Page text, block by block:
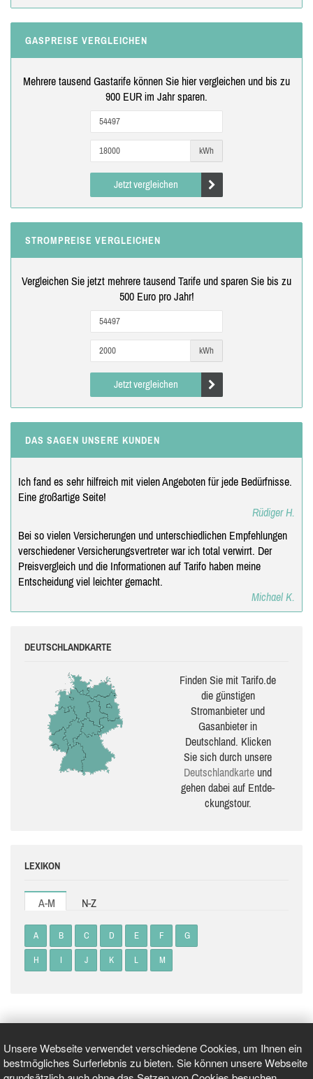
Unsere Webseite verwendet verschiedene Cookies, um Ihnen ein
bestmögliches Surferlebnis zu bieten. Sie können unsere Webseite
GASPREISE VERGLEICHEN
Mehrere tausend Gastarife können Sie hier vergleichen und bis zu
900 EUR im Jahr sparen.
kWh
Jetzt vergleichen
STROMPREISE VERGLEICHEN
Vergleichen Sie jetzt mehrere tausend Tarife und sparen Sie bis zu
500 Euro pro Jahr!
kWh
Jetzt vergleichen
DAS SAGEN UNSERE KUNDEN
Ich fand es sehr hilfreich mit vielen Angeboten für jede Bedürfnisse.
Eine großartige Seite!
Rüdiger H.
Bei so vielen Versicherungen und unterschiedlichen Empfehlungen
verschiedener Versicherungsvertreter war ich total verwirrt. Der
Preisvergleich und die Informationen auf Tarifo haben meine
Entscheidung viel leichter gemacht.
Michael K.
DEUTSCHLANDKARTE
Finden Sie mit Tarifo.de
die güns­ti­gen
Stromanbieter und
Gasanbieter in
Deutschland. Klicken
Sie sich durch unsere
Deutsch­land­karte und
gehen dabei auf Ent­de­
ckungs­tour.
LEXIKON
A-M N-Z
A B C D E F G
H I J K L M